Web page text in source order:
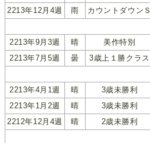
2213年12月4週
雨 カウントダウンＳ
2213年9月3週 晴 美作特別
2213年7月5週
曇 3歳上１勝クラス
2213年4月1週 晴 3歳未勝利
2213年1月2週
晴 3歳未勝利
2212年12月4週
晴 2歳未勝利